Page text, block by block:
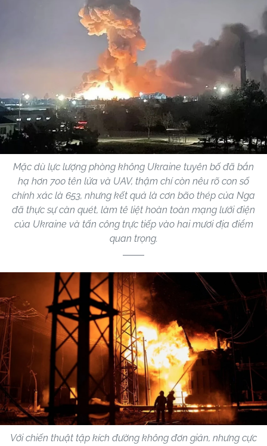
Mặc dù lực lượng phòng không Ukraine tuyên bố đã bắn
hạ hơn 700 tên lửa và UAV, thậm chí còn nêu rõ con số
chính xác là 653, nhưng kết quả là cơn bão thép của Nga
đã thực sự càn quét, làm tê liệt hoàn toàn mạng lưới điện
của Ukraine và tấn công trực tiếp vào hai mươi địa điểm
quan trọng.
Với chiến thuật tập kích đường không đơn giản, nhưng cực